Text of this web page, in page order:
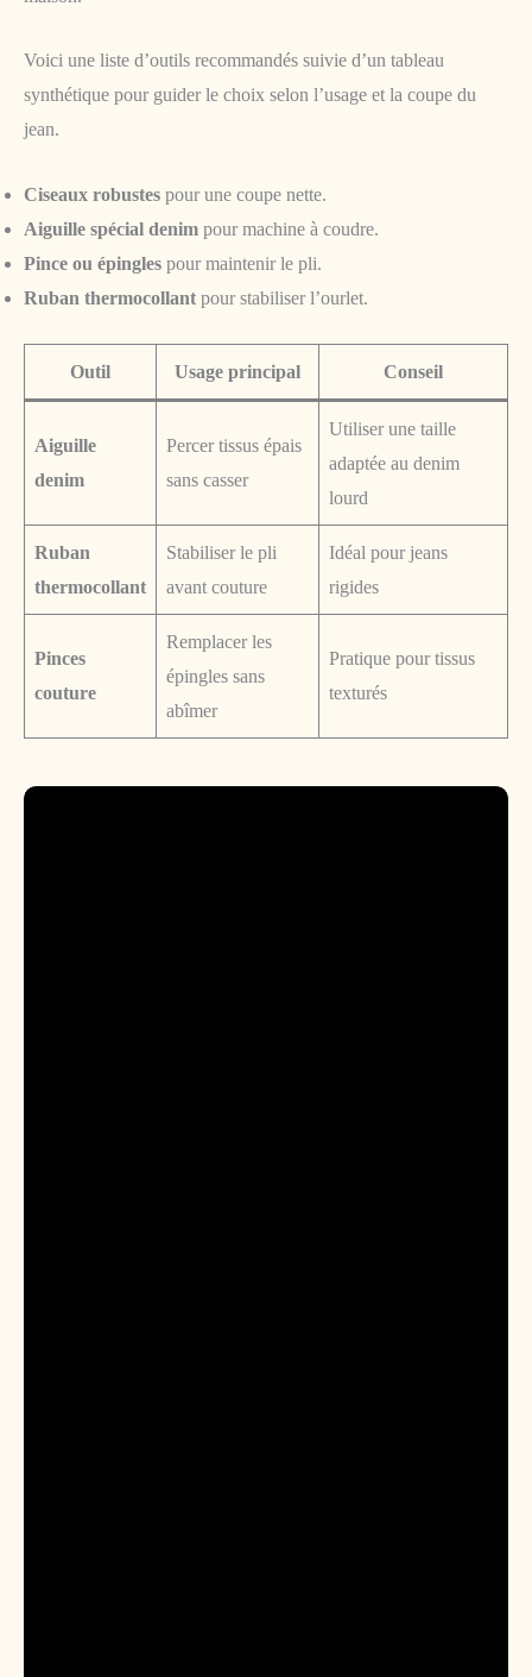
Voici une liste d’outils recommandés suivie d’un tableau
synthétique pour guider le choix selon l’usage et la coupe du
jean.
Ciseaux robustes pour une coupe nette.
Aiguille spécial denim pour machine à coudre.
Pince ou épingles pour maintenir le pli.
Ruban thermocollant pour stabiliser l’ourlet.
Outil Usage principal Conseil
Aiguille
denim
Percer tissus épais
sans casser
Utiliser une taille
adaptée au denim
lourd
Ruban
thermocollant
Stabiliser le pli
avant couture
Idéal pour jeans
rigides
Pinces
couture
Remplacer les
épingles sans
abîmer
Pratique pour tissus
texturés